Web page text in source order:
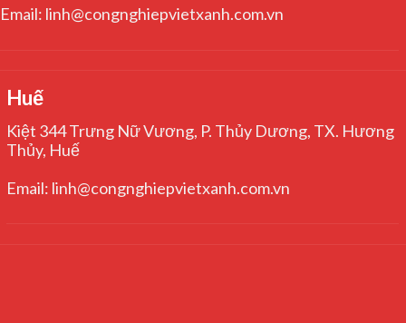
Email: linh@congnghiepvietxanh.com.vn
Huế
Kiệt 344 Trưng Nữ Vương, P. Thủy Dương, TX. Hương
Thủy, Huế
Email: linh@congnghiepvietxanh.com.vn